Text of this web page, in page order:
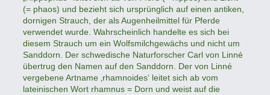
(= phaos) und bezieht sich ursprünglich auf einen antiken,
dornigen Strauch, der als Augenheilmittel für Pferde
verwendet wurde. Wahrscheinlich handelte es sich bei
diesem Strauch um ein Wolfsmilchgewächs und nicht um
Sanddorn. Der schwedische Naturforscher Carl von Linné
übertrug den Namen auf den Sanddorn. Der von Linné
vergebene Artname ‚rhamnoides‘ leitet sich ab vom
lateinischen Wort rhamnus = Dorn und weist auf die